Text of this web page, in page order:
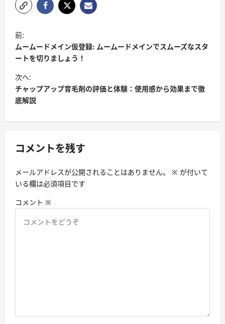
投
稿
ナ
ビ
ゲ
ー
シ
ン
前:
ムームードメイン仮登録: ムームードメインでスムーズなスタ
ートを切りましょう！
次へ:
チャップアップ育毛剤の評価と体験：使用感から効果まで徹
底解説
コメントを残す
メールアドレスが公開されることはありません。 ※ が付いて
いる欄は必須項目です
コメント ※